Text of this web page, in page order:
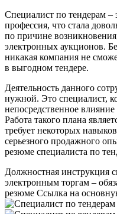
Специалист по тендерам –
профессия, что стала
по причине
электронных аукционов.
никакая компания не
в выгодном тендере.
Деятельность данного
нужной. Это специалист,
непосредственное
Работа такого плана
требует некоторых
серьезного продажного
резюме специалиста по
Должностная инструкция
электронным торгам –
резюме Ссылка на